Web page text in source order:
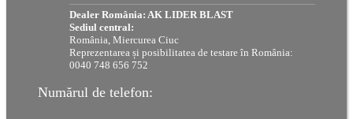
Dealer România: AK LIDER BLAST
Sediul central:
România, Miercurea Ciuc
Reprezentarea și posibilitatea de testare în România:
0040 748 656 752
Numărul de telefon: